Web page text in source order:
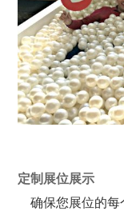
定制展位展示
确保您展位的每